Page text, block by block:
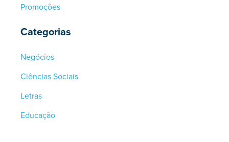
Promoções
Categorias
Negócios
Ciências Sociais
Letras
Educação